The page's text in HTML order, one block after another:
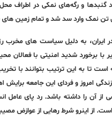
گنبدها و رگه‌های نمکی در اطراف
به دلیل سیاست های مخرب
با برخورد شدید امنیتی با
است تا بە این ترتیب بتوانند با
امروز و فردای این جامعه برایش
آن را داشتە باشد. رد پای عامل
است. از اینرو شرط رهایی از عوازض